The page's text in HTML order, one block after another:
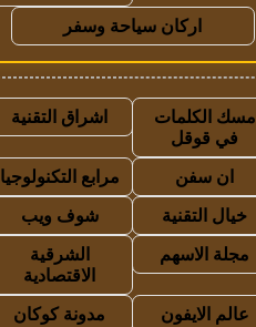
اركان سياحة وسفر
مسك الكلمات
في قوقل
اشراق التقنية
ان سفن مرابع التكنولوجيا
خيال التقنية شوف ويب
مجلة الاسهم
الشرقية
الاقتصادية
عالم الايفون مدونة كوكان